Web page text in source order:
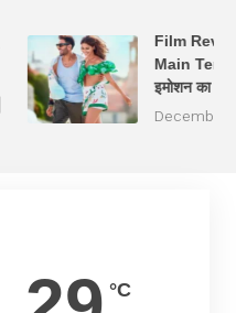
Film
Main Tera
इमोशन का
December
°C